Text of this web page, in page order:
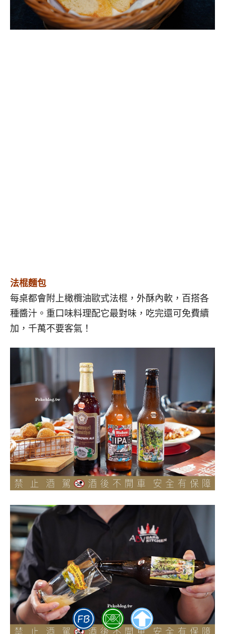
法棍麵包
每桌都會附上橄欖油歐式法棍，外酥內軟，百搭各
種醬汁。重口味料理配它最對味，吃完還可免費續
加，千萬不要客氣！